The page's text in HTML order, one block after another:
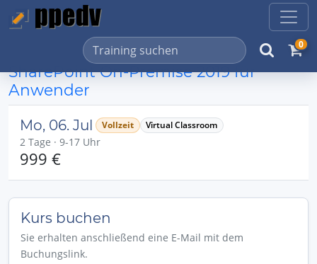
0
SharePoint On-Premise 2019 für
Anwender
Mo, 06. Jul Vollzeit Virtual Classroom
2 Tage · 9-17 Uhr
999 €
Kurs buchen
Sie erhalten anschließend eine E-Mail mit dem
Buchungslink.